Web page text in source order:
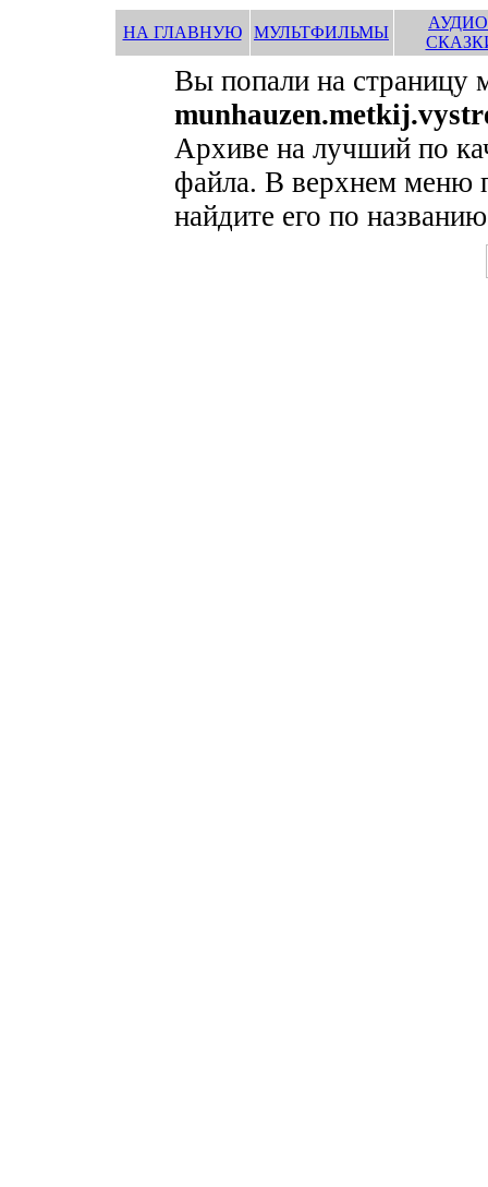
НА ГЛАВНУЮ МУЛЬТФИЛЬМЫ
Вы попали на страницу
Архиве на лучший по
файла. В верхнем меню
найдите его по